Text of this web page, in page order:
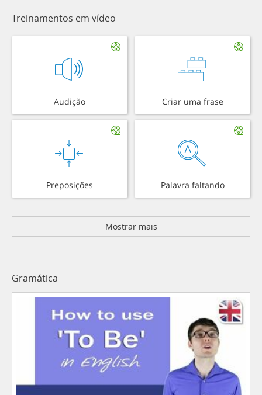
Treinamentos em vídeo
Audição Criar uma frase
Preposições Palavra faltando
Mostrar mais
Gramática